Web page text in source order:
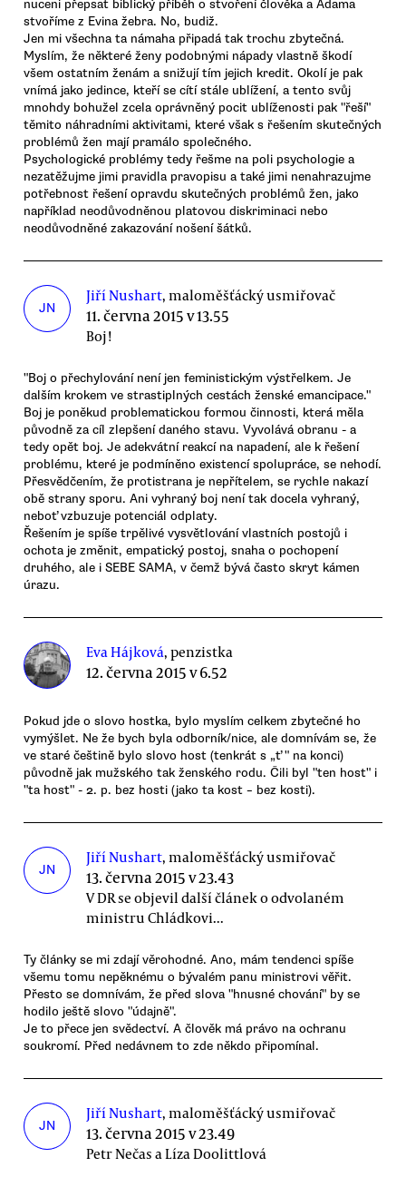
nuceni přepsat biblický příběh o stvoření člověka a Adama
stvoříme z Evina žebra. No, budiž.
Jen mi všechna ta námaha připadá tak trochu zbytečná.
Myslím, že některé ženy podobnými nápady vlastně škodí
všem ostatním ženám a snižují tím jejich kredit. Okolí je pak
vnímá jako jedince, kteří se cítí stále ublížení, a tento svůj
mnohdy bohužel zcela oprávněný pocit ublíženosti pak "řeší"
těmito náhradními aktivitami, které však s řešením skutečných
problémů žen mají pramálo společného.
Psychologické problémy tedy řešme na poli psychologie a
nezatěžujme jimi pravidla pravopisu a také jimi nenahrazujme
potřebnost řešení opravdu skutečných problémů žen, jako
například neodůvodněnou platovou diskriminaci nebo
neodůvodněné zakazování nošení šátků.
JN
Jiří Nushart, maloměšťácký usmiřovač
11. června 2015 v 13.55
Boj!
"Boj o přechylování není jen feministickým výstřelkem. Je
dalším krokem ve strastiplných cestách ženské emancipace."
Boj je poněkud problematickou formou činnosti, která měla
původně za cíl zlepšení daného stavu. Vyvolává obranu - a
tedy opět boj. Je adekvátní reakcí na napadení, ale k řešení
problému, které je podmíněno existencí spolupráce, se nehodí.
Přesvědčením, že protistrana je nepřítelem, se rychle nakazí
obě strany sporu. Ani vyhraný boj není tak docela vyhraný,
neboť vzbuzuje potenciál odplaty.
Řešením je spíše trpělivé vysvětlování vlastních postojů i
ochota je změnit, empatický postoj, snaha o pochopení
druhého, ale i SEBE SAMA, v čemž bývá často skryt kámen
úrazu.
Eva Hájková, penzistka
12. června 2015 v 6.52
Pokud jde o slovo hostka, bylo myslím celkem zbytečné ho
vymýšlet. Ne že bych byla odborník/nice, ale domnívám se, že
ve staré češtině bylo slovo host (tenkrát s „ť " na konci)
původně jak mužského tak ženského rodu. Čili byl "ten host" i
"ta host" - 2. p. bez hosti (jako ta kost – bez kosti).
JN
Jiří Nushart, maloměšťácký usmiřovač
13. června 2015 v 23.43
V DR se objevil další článek o odvolaném
ministru Chládkovi...
Ty články se mi zdají věrohodné. Ano, mám tendenci spíše
všemu tomu nepěknému o bývalém panu ministrovi věřit.
Přesto se domnívám, že před slova "hnusné chování" by se
hodilo ještě slovo "údajně".
Je to přece jen svědectví. A člověk má právo na ochranu
soukromí. Před nedávnem to zde někdo připomínal.
JN
Jiří Nushart, maloměšťácký usmiřovač
13. června 2015 v 23.49
Petr Nečas a Líza Doolittlová